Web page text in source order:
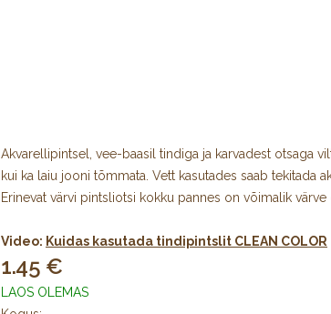
Akvarellipintsel, vee-baasil tindiga ja karvadest otsaga
kui ka laiu jooni tõmmata. Vett kasutades saab tekitada
Erinevat värvi pintsliotsi kokku pannes on võimalik värve
Video: Kuidas kasutada tindipintslit CLEAN COLOR
1.45
LAOS OLEMAS